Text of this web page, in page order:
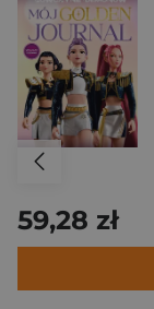
59,28 zł